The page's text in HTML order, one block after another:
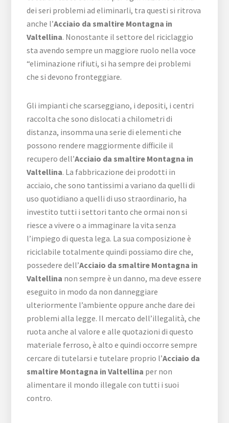
dei seri problemi ad eliminarli, tra questi si ritrova
anche l’Acciaio da smaltire Montagna in
Valtellina. Nonostante il settore del riciclaggio
sta avendo sempre un maggiore ruolo nella voce
“eliminazione rifiuti, si ha sempre dei problemi
che si devono fronteggiare.
Gli impianti che scarseggiano, i depositi, i centri
raccolta che sono dislocati a chilometri di
distanza, insomma una serie di elementi che
possono rendere maggiormente difficile il
recupero dell’Acciaio da smaltire Montagna in
Valtellina. La fabbricazione dei prodotti in
acciaio, che sono tantissimi a variano da quelli di
uso quotidiano a quelli di uso straordinario, ha
investito tutti i settori tanto che ormai non si
riesce a vivere o a immaginare la vita senza
l’impiego di questa lega. La sua composizione è
riciclabile totalmente quindi possiamo dire che,
possedere dell’Acciaio da smaltire Montagna in
Valtellina non sempre è un danno, ma deve essere
eseguito in modo da non danneggiare
ulteriormente l’ambiente oppure anche dare dei
problemi alla legge. Il mercato dell’illegalità, che
ruota anche al valore e alle quotazioni di questo
materiale ferroso, è alto e quindi occorre sempre
cercare di tutelarsi e tutelare proprio l’Acciaio da
smaltire Montagna in Valtellina per non
alimentare il mondo illegale con tutti i suoi
contro.